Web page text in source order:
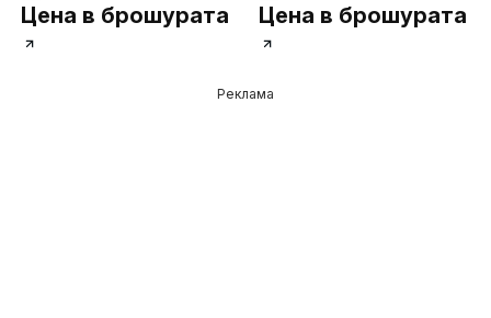
Цена в брошурата Цена в брошурата
Реклама